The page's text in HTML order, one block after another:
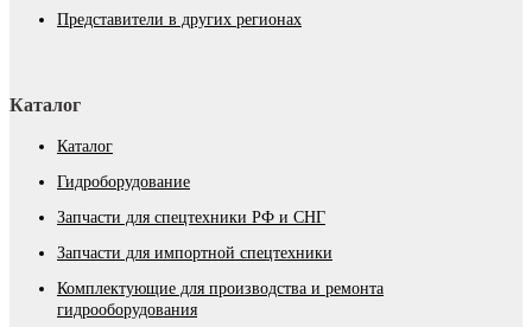
Представители в других регионах
Каталог
Каталог
Гидроборудование
Запчасти для спецтехники РФ и СНГ
Запчасти для импортной спецтехники
Комплектующие для производства и ремонта
гидрооборудования